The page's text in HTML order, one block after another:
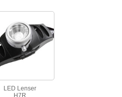
LED Lenser
H7R